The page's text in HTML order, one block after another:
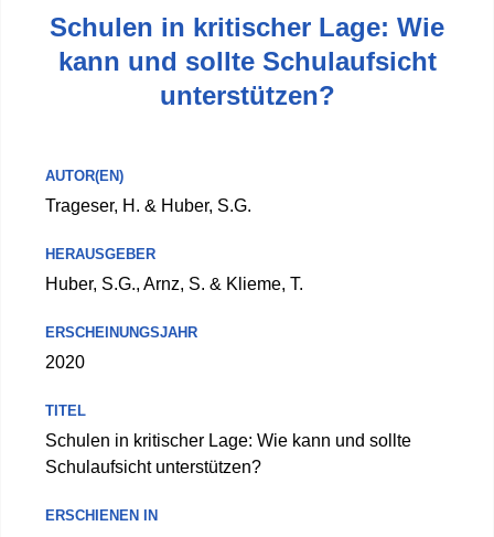
Schulen in kritischer Lage: Wie
kann und sollte Schulaufsicht
unterstützen?
AUTOR(EN)
Trageser, H. & Huber, S.G.
HERAUSGEBER
Huber, S.G., Arnz, S. & Klieme, T.
ERSCHEINUNGSJAHR
2020
TITEL
Schulen in kritischer Lage: Wie kann und sollte
Schulaufsicht unterstützen?
ERSCHIENEN IN